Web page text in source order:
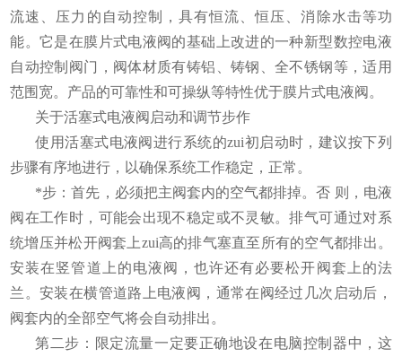
流速、压力的自动控制，具有恒流、恒压、消除水击等功
能。它是在膜片式电液阀的基础上改进的一种新型数控电液
自动控制阀门，阀体材质有铸铝、铸钢、全不锈钢等，适用
范围宽。产品的可靠性和可操纵等特性优于膜片式电液阀。
关于活塞式电液阀启动和调节步作
使用活塞式电液阀进行系统的zui初启动时，建议按下列
步骤有序地进行，以确保系统工作稳定，正常。
*步：首先，必须把主阀套内的空气都排掉。否 则，电液
阀在工作时，可能会出现不稳定或不灵敏。排气可通过对系
统增压并松开阀套上zui高的排气塞直至所有的空气都排出。
安装在竖管道上的电液阀，也许还有必要松开阀套上的法
兰。安装在横管道路上电液阀，通常在阀经过几次启动后，
阀套内的全部空气将会自动排出。
第二步：限定流量一定要正确地设在电脑控制器中，这